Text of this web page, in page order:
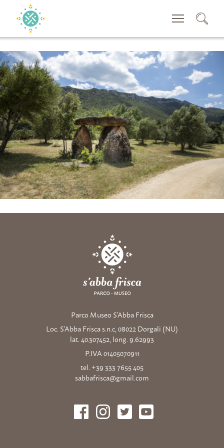
Parco Museo S'Abba Frisca
Loc. S'Abba Frisca s.n.c, 08022 Dorgali (NU)
lat. 40.307452, long. 9.62993
P.IVA 01405070911
tel. +39 333 7655 405
sabbafrisca@gmail.com